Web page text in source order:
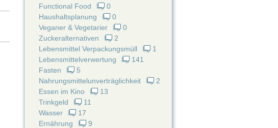
Functional Food
0
Haushaltsplanung
0
Veganer & Vegetarier
0
Zuckeralternativen
2
Lebensmittel Verpackungsmüll
1
Lebensmittelverwertung
141
Fasten
5
Nahrungsmittelunverträglichkeit
2
Essen im Kino
13
Trinkgeld
11
Wasser
17
Ernährung
9